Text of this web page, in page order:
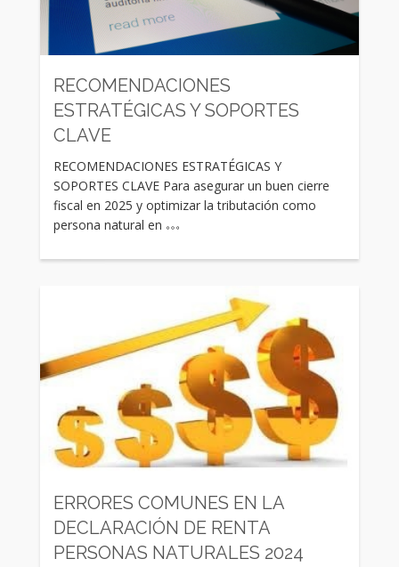
RECOMENDACIONES
ESTRATÉGICAS Y SOPORTES
CLAVE
RECOMENDACIONES ESTRATÉGICAS Y
SOPORTES CLAVE Para asegurar un buen cierre
fiscal en 2025 y optimizar la tributación como
persona natural en
Rating:
ERRORES COMUNES EN LA
DECLARACIÓN DE RENTA
PERSONAS NATURALES 2024